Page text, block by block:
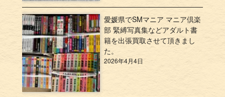
愛媛県でSMマニア マニア倶楽
部 緊縛写真集などアダルト書
籍を出張買取させて頂きまし
た。
2026年4月4日